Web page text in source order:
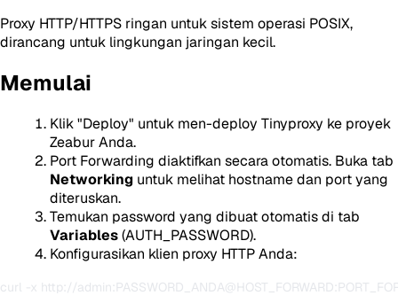
Proxy HTTP/HTTPS ringan untuk sistem operasi POSIX,
dirancang untuk lingkungan jaringan kecil.
Memulai
Klik "Deploy" untuk men-deploy Tinyproxy ke proyek
Zeabur Anda.
Port Forwarding diaktifkan secara otomatis. Buka tab
Networking untuk melihat hostname dan port yang
diteruskan.
Temukan password yang dibuat otomatis di tab
Variables(AUTH_PASSWORD).
Konfigurasikan klien proxy HTTP Anda: